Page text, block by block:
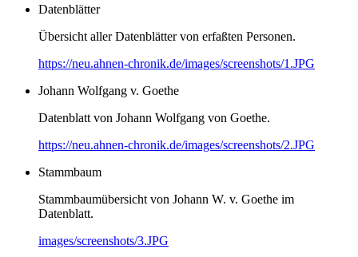
Datenblätter
Übersicht aller Datenblätter von erfaßten Personen.
https://neu.ahnen-chronik.de/images/screenshots/1.JPG
Johann Wolfgang v. Goethe
Datenblatt von Johann Wolfgang von Goethe.
https://neu.ahnen-chronik.de/images/screenshots/2.JPG
Stammbaum
Stammbaumübersicht von Johann W. v. Goethe im
Datenblatt.
images/screenshots/3.JPG